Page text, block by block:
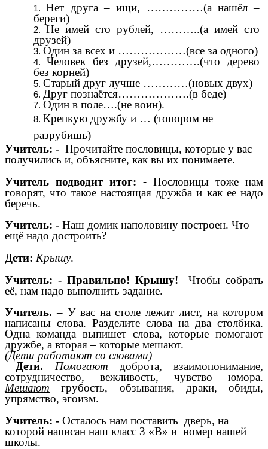
Нет друга – ищи, ……………(а нашёл –
береги)
Не имей сто рублей, ………..(а имей сто
друзей)
Один за всех и ………………(все за одного)
Человек без друзей,………….(что дерево
без корней)
Старый друг лучше …………(новых двух)
Друг познаётся……………….(в беде)
Один в поле….(не воин).
Крепкую дружбу и … (топором не
разрубишь)
Учитель: - Прочитайте пословицы, которые у вас
получились и, объясните, как вы их понимаете.
Учитель подводит итог: - Пословицы тоже нам
говорят, что такое настоящая дружба и как ее надо
беречь.
Учитель: - Наш домик наполовину построен. Что
ещё надо достроить?
Дети: Крышу.
Учитель: - Правильно! Крышу!Чтобы собрать
её, нам надо выполнить задание.
Учитель.–У вас на столе лежит лист, на котором
написаны слова. Разделите слова на два столбика.
Одна команда выпишет слова, которые помогают
дружбе, а вторая – которые мешают.
(Дети работают со словами)
Дети.
Помогают доброта, взаимопонимание,
сотрудничество, вежливость, чувство юмора.
Мешают грубость, обзывания, драки, обиды,
упрямство, эгоизм.
Учитель: - Осталось нам поставить дверь, на
которой написан наш класс 3 «В» и номер нашей
школы.